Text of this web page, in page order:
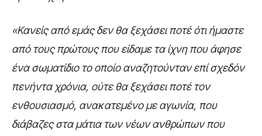
«Κανείς από εμάς δεν θα ξεχάσει ποτέ ότι ήμαστε
από τους πρώτους που είδαμε τα ίχνη που άφησε
ένα σωματίδιο το οποίο αναζητούνταν επί σχεδόν
πενήντα χρόνια, ούτε θα ξεχάσει ποτέ τον
ενθουσιασμό, ανακατεμένο με αγωνία, που
διάβαζες στα μάτια των νέων ανθρώπων που